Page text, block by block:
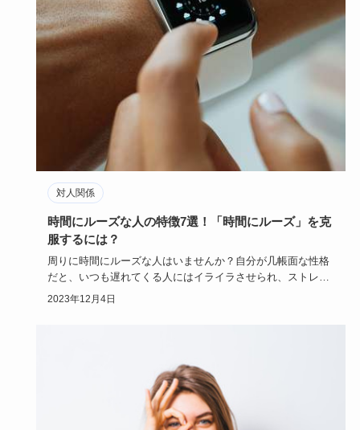
対人関係
時間にルーズな人の特徴7選！「時間にルーズ」を克
服するには？
周りに時間にルーズな人はいませんか？自分が几帳面な性格
だと、いつも遅れてくる人にはイライラさせられ、ストレス
の原因になって…
2023年12月4日